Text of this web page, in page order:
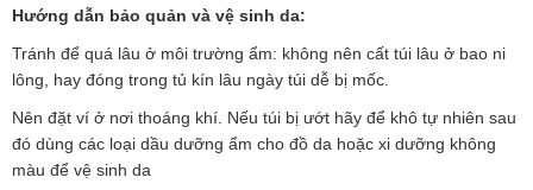
Hướng dẫn bảo quản và vệ sinh da:
Tránh để quá lâu ở môi trường ẩm: không nên cất túi lâu ở bao ni
lông, hay đóng trong tủ kín lâu ngày túi dễ bị mốc.
Nên đặt ví ở nơi thoáng khí. Nếu túi bị ướt hãy để khô tự nhiên sau
đó dùng các loại dầu dưỡng ẩm cho đồ da hoặc xi dưỡng không
màu để vệ sinh da